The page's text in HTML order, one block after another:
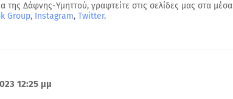
της Δάφνης-Υμηττού, γραφτείτε στις σελίδες μας στα μέσα
Group, Instagram, Twitter.
12:25 μμ